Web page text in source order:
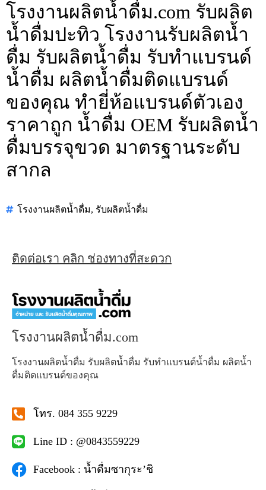
โรงงานผลิตน้ำดื่ม.com รับผลิต
น้ำดื่มปะทิว โรงงานรับผลิตน้ำ
ดื่ม รับผลิตน้ำดื่ม รับทำแบรนด์
น้ำดื่ม ผลิตน้ำดื่มติดแบรนด์
ของคุณ ทำยี่ห้อแบรนด์ตัวเอง
ราคาถูก น้ำดื่ม OEM รับผลิตน้ำ
ดื่มบรรจุขวด มาตรฐานระดับ
สากล
โรงงานผลิตน้ำดื่ม, รับผลิตน้ำดื่ม
ติดต่อเรา คลิก ช่องทางที่สะดวก
โรงงานผลิตน้ำดื่ม.com
โรงงานผลิตน้ำดื่ม รับผลิตน้ำดื่ม รับทำแบรนด์น้ำดื่ม ผลิตน้ำ
ดื่มติดแบรนด์ของคุณ
โทร. 084 355 9229
Line ID : @0843559229
Facebook : น้ำดื่มซากุระ’ชิ